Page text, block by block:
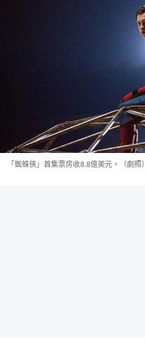
「蜘蛛俠」首集票房收8.8億美元。（劇照）